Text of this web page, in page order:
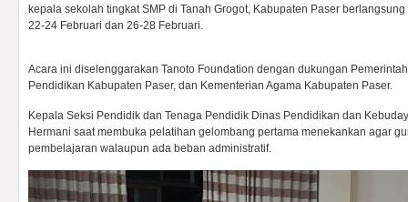
kepala sekolah tingkat SMP di Tanah Grogot, Kabupaten Paser
22-24 Februari dan 26-28 Februari.
Acara ini diselenggarakan Tanoto Foundation dengan dukungan
Pendidikan Kabupaten Paser, dan Kementerian Agama Kabupaten Paser.
Kepala Seksi Pendidik dan Tenaga Pendidik Dinas Pendidikan dan
Hermani saat membuka pelatihan gelombang pertama menekankan agar
pembelajaran walaupun ada beban administratif.